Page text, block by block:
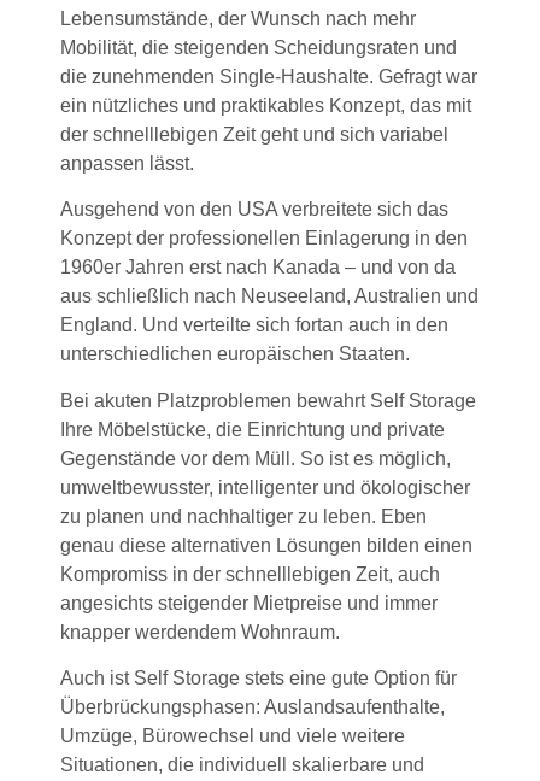
Lebensumstände, der Wunsch nach mehr
Mobilität, die steigenden Scheidungsraten und
die zunehmenden Single-Haushalte. Gefragt war
ein nützliches und praktikables Konzept, das mit
der schnelllebigen Zeit geht und sich variabel
anpassen lässt.
Ausgehend von den USA verbreitete sich das
Konzept der professionellen Einlagerung in den
1960er Jahren erst nach Kanada – und von da
aus schließlich nach Neuseeland, Australien und
England. Und verteilte sich fortan auch in den
unterschiedlichen europäischen Staaten.
Bei akuten Platzproblemen bewahrt Self Storage
Ihre Möbelstücke, die Einrichtung und private
Gegenstände vor dem Müll. So ist es möglich,
umweltbewusster, intelligenter und ökologischer
zu planen und nachhaltiger zu leben. Eben
genau diese alternativen Lösungen bilden einen
Kompromiss in der schnelllebigen Zeit, auch
angesichts steigender Mietpreise und immer
knapper werdendem Wohnraum.
Auch ist Self Storage stets eine gute Option für
Überbrückungsphasen: Auslandsaufenthalte,
Umzüge, Bürowechsel und viele weitere
Situationen, die individuell skalierbare und